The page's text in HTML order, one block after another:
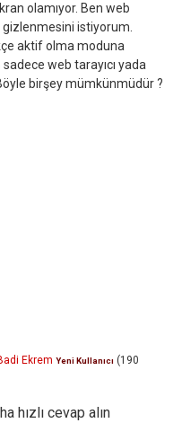
olamıyor. Ben web
gizlenmesini istiyorum.
aktif olma moduna
web tarayıcı yada
birşey mümkünmüdür ?
Ekrem Yeni Kullanıcı (190
hızlı cevap alın